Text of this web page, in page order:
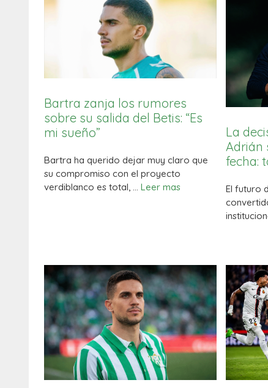
Bartra zanja los rumores
sobre su salida del Betis: “Es
mi sueño”
Bartra ha querido dejar muy claro que
su compromiso con el proyecto
verdiblanco es total, … Leer mas
La
Adrián
fecha:
El futuro